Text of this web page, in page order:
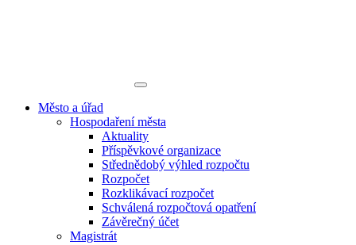
Město a úřad
Hospodaření města
Aktuality
Příspěvkové organizace
Střednědobý výhled rozpočtu
Rozpočet
Rozklikávací rozpočet
Schválená rozpočtová opatření
Závěrečný účet
Magistrát